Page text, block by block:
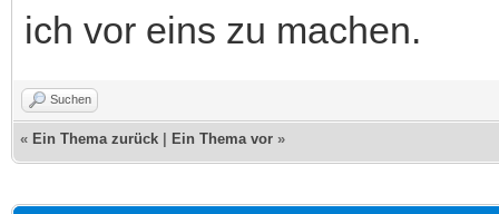
ich vor eins zu machen.
Suchen
« Ein Thema zurück Ein Thema vor »